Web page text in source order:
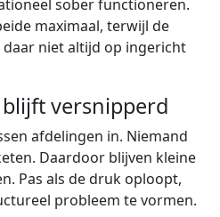
sober functioneren.
maximaal, terwijl de
niet altijd op ingericht
versnipperd
afdelingen in. Niemand
Daardoor blijven kleine
Pas als de druk oploopt,
probleem te vormen.